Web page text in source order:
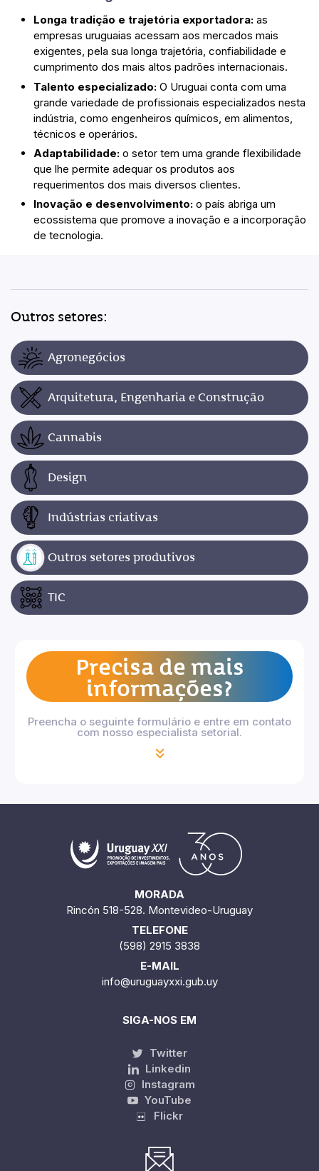
Longa tradição e trajetória exportadora: as
empresas uruguaias acessam aos mercados mais
exigentes, pela sua longa trajetória, confiabilidade e
cumprimento dos mais altos padrões internacionais.
Talento especializado: O Uruguai conta com uma
grande variedade de profissionais especializados nesta
indústria, como engenheiros químicos, em alimentos,
técnicos e operários.
Adaptabilidade: o setor tem uma grande flexibilidade
que lhe permite adequar os produtos aos
requerimentos dos mais diversos clientes.
Inovação e desenvolvimento: o país abriga um
ecossistema que promove a inovação e a incorporação
de tecnologia.
Outros setores:
Agronegócios
Arquitetura, Engenharia e Construção
Cannabis
Design
Indústrias criativas
Outros setores produtivos
TIC
Precisa de mais
informações?
Preencha o seguinte formulário e entre em contato
com nosso especialista setorial.
MORADA
Rincón 518-528. Montevideo-Uruguay
TELEFONE
(598) 2915 3838
E-MAIL
info@uruguayxxi.gub.uy
SIGA-NOS EM
Twitter
Linkedin
Instagram
YouTube
Flickr